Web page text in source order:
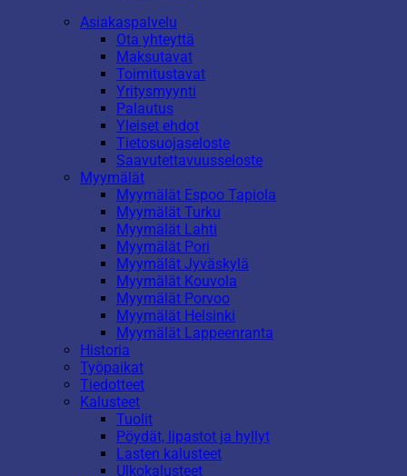
Asiakaspalvelu
Ota yhteyttä
Maksutavat
Toimitustavat
Yritysmyynti
Palautus
Yleiset ehdot
Tietosuojaseloste
Saavutettavuusseloste
Myymälät
Myymälät Espoo Tapiola
Myymälät Turku
Myymälät Lahti
Myymälät Pori
Myymälät Jyväskylä
Myymälät Kouvola
Myymälät Porvoo
Myymälät Helsinki
Myymälät Lappeenranta
Historia
Työpaikat
Tiedotteet
Kalusteet
Tuolit
Pöydät, lipastot ja hyllyt
Lasten kalusteet
Ulkokalusteet